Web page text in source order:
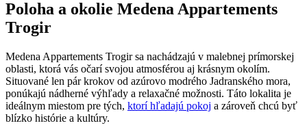
Poloha a⁣ okolie ‌Medena Appartements
⁣Trogir
Medena Appartements Trogir sa nachádzajú v malebnej prímorskej
oblasti, ktorá vás očarí svojou atmosférou ‌aj​ krásnym ‍okolím.
‌Situované len pár krokov od azúrovo modrého Jadranského mora,
⁤ponúkajú nádherné výhľady‌ a ‌relaxačné možnosti. Táto lokalita je
ideálnym miestom ⁣pre tých, ‍ ktorí hľadajú pokoj a zároveň chcú​ byť ​
blízko histórie a kultúry.